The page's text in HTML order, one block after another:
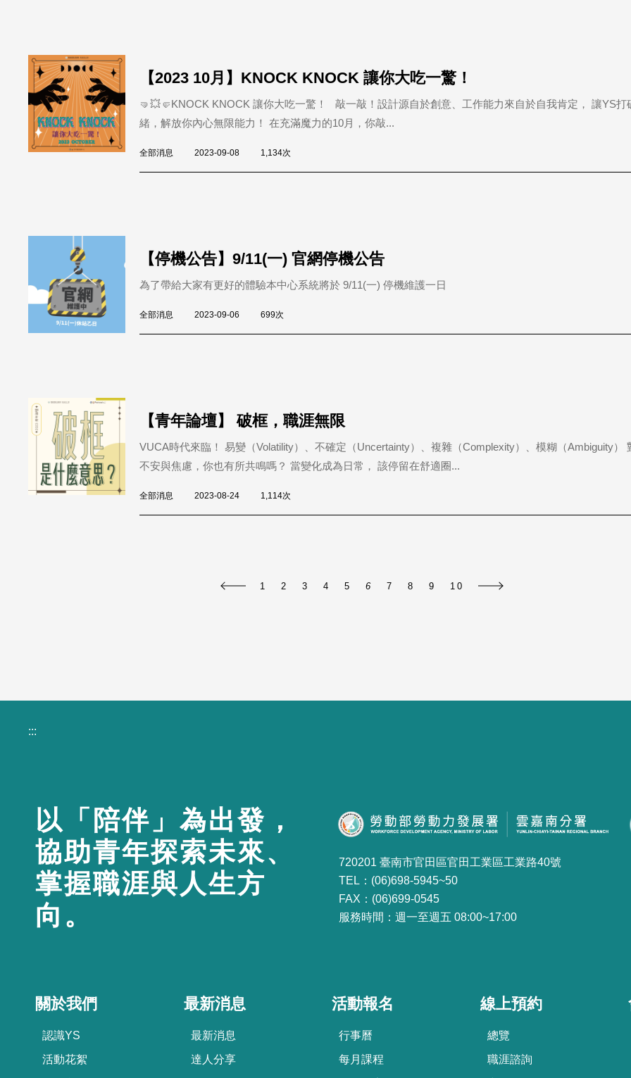
【2023 10月】KNOCK KNOCK 讓你大吃一驚！
🤜💥🤛KNOCK KNOCK 讓你大吃一驚！ 敲一敲！設計源自於創意、工作能力來自於自我肯定， 讓YS打
緒，解放你內心無限能力！ 在充滿魔力的10月，你敲...
全部消息 2023-09-08 1,134次
【停機公告】9/11(一) 官網停機公告
為了帶給大家有更好的體驗本中心系統將於 9/11(一) 停機維護一日
全部消息 2023-09-06 699次
【青年論壇】 破框，職涯無限
VUCA時代來臨！ 易變（Volatility）、不確定（Uncertainty）、複雜（Complexity）、模糊（Ambiguity）
不安與焦慮，你也有所共鳴嗎？ 當變化成為日常， 該停留在舒適圈...
全部消息 2023-08-24 1,114次
1 2 3 4 5 6 7 8 9 10
:::
以「陪伴」為出發，
協助青年探索未來、
掌握職涯與人生方
向。
720201 臺南市官田區官田工業區工業路40號
TEL：(06)698-5945~50
FAX：(06)699-0545
服務時間：週一至週五 08:00~17:00
關於我們
認識YS
活動花絮
最新消息
最新消息
達人分享
活動報名
行事曆
每月課程
線上預約
總覽
職涯諮詢